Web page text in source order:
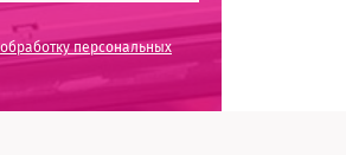
обработку персональных